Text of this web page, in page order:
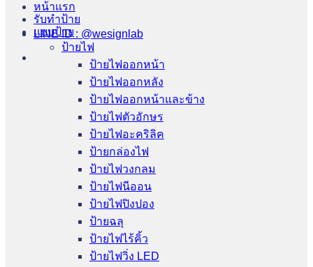
LINE ID : @wesignlab
หน้าแรก
รับทำป้าย
แบบป้าย
ป้ายไฟ
ป้ายไฟออกหน้า
ป้ายไฟออกหลัง
ป้ายไฟออกหน้าและข้าง
ป้ายไฟตัวอักษร
ป้ายไฟอะคริลิค
ป้ายกล่องไฟ
ป้ายไฟวงกลม
ป้ายไฟนีออน
ป้ายไฟปิงปอง
ป้ายฉลุ
ป้ายไฟไร้คิ้ว
ป้ายไฟวิ่ง LED